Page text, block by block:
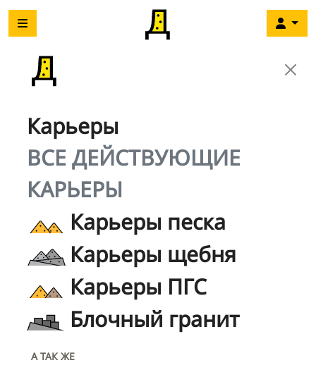
Карьеры
ВСЕ ДЕЙСТВУЮЩИЕ
КАРЬЕРЫ
Карьеры песка
Карьеры щебня
Карьеры ПГС
Блочный гранит
А ТАК ЖЕ